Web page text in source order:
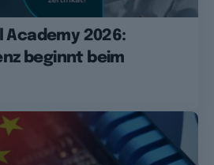
Academy 2026:
beginnt beim